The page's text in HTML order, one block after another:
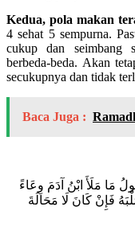
Kedua, pola makan
4 sehat 5 sempurna.
cukup dan seimbang
berbeda-beda. Akan
secukupnya dan tidak
Baca Juga :
مَا مَلَأَ ابْنُ آدَمَ وِعَاءً
فَإِنْ كَانَ لَا مَحَالَةَ